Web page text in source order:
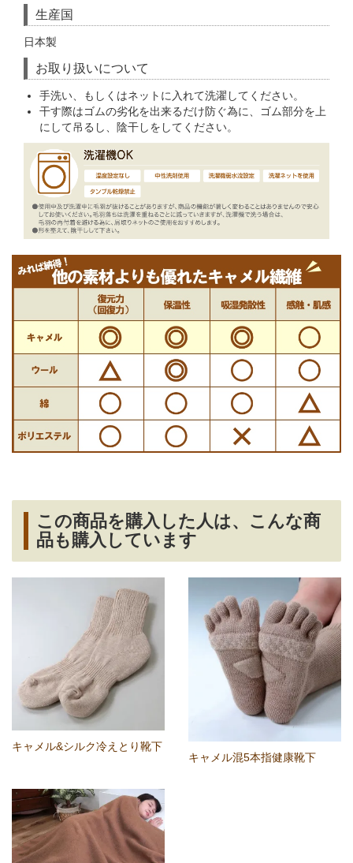
生産国
日本製
お取り扱いについて
手洗い、もしくはネットに入れて洗濯してください。
干す際はゴムの劣化を出来るだけ防ぐ為に、ゴム部分を上
にして吊るし、陰干しをしてください。
この商品を購入した人は、こんな商
品も購入しています
キャメル&シルク冷えとり靴下
キャメル混5本指健康靴下